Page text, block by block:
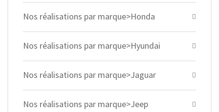
Nos réalisations par marque>Honda
Nos réalisations par marque>Hyundai
Nos réalisations par marque>Jaguar
Nos réalisations par marque>Jeep